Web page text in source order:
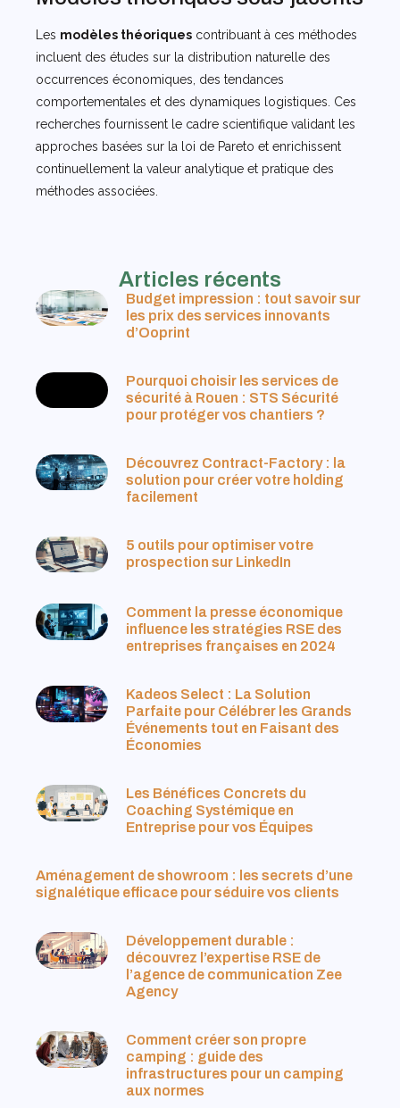
Les modèles théoriques contribuant à ces méthodes
incluent des études sur la distribution naturelle des
occurrences économiques, des tendances
comportementales et des dynamiques logistiques. Ces
recherches fournissent le cadre scientifique validant les
approches basées sur la loi de Pareto et enrichissent
continuellement la valeur analytique et pratique des
méthodes associées.
Articles récents
Budget impression : tout savoir sur
les prix des services innovants
d’Ooprint
Pourquoi choisir les services de
sécurité à Rouen : STS Sécurité
pour protéger vos chantiers ?
Découvrez Contract-Factory : la
solution pour créer votre holding
facilement
5 outils pour optimiser votre
prospection sur LinkedIn
Comment la presse économique
influence les stratégies RSE des
entreprises françaises en 2024
Kadeos Select : La Solution
Parfaite pour Célébrer les Grands
Événements tout en Faisant des
Économies
Les Bénéfices Concrets du
Coaching Systémique en
Entreprise pour vos Équipes
Aménagement de showroom : les secrets d’une
signalétique efficace pour séduire vos clients
Développement durable :
découvrez l’expertise RSE de
l’agence de communication Zee
Agency
Comment créer son propre
camping : guide des
infrastructures pour un camping
aux normes